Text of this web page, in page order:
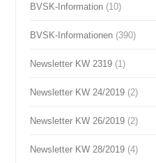
BVSK-Information (10)
BVSK-Informationen (390)
Newsletter KW 2319 (1)
Newsletter KW 24/2019 (2)
Newsletter KW 26/2019 (2)
Newsletter KW 28/2019 (4)